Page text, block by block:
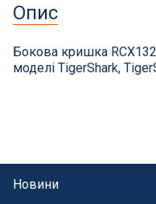
Осушувачі повітря
Меблі для басейну
Труби і фіттінги
Опис
Бокова кришка
моделі TigerShark,
Новини